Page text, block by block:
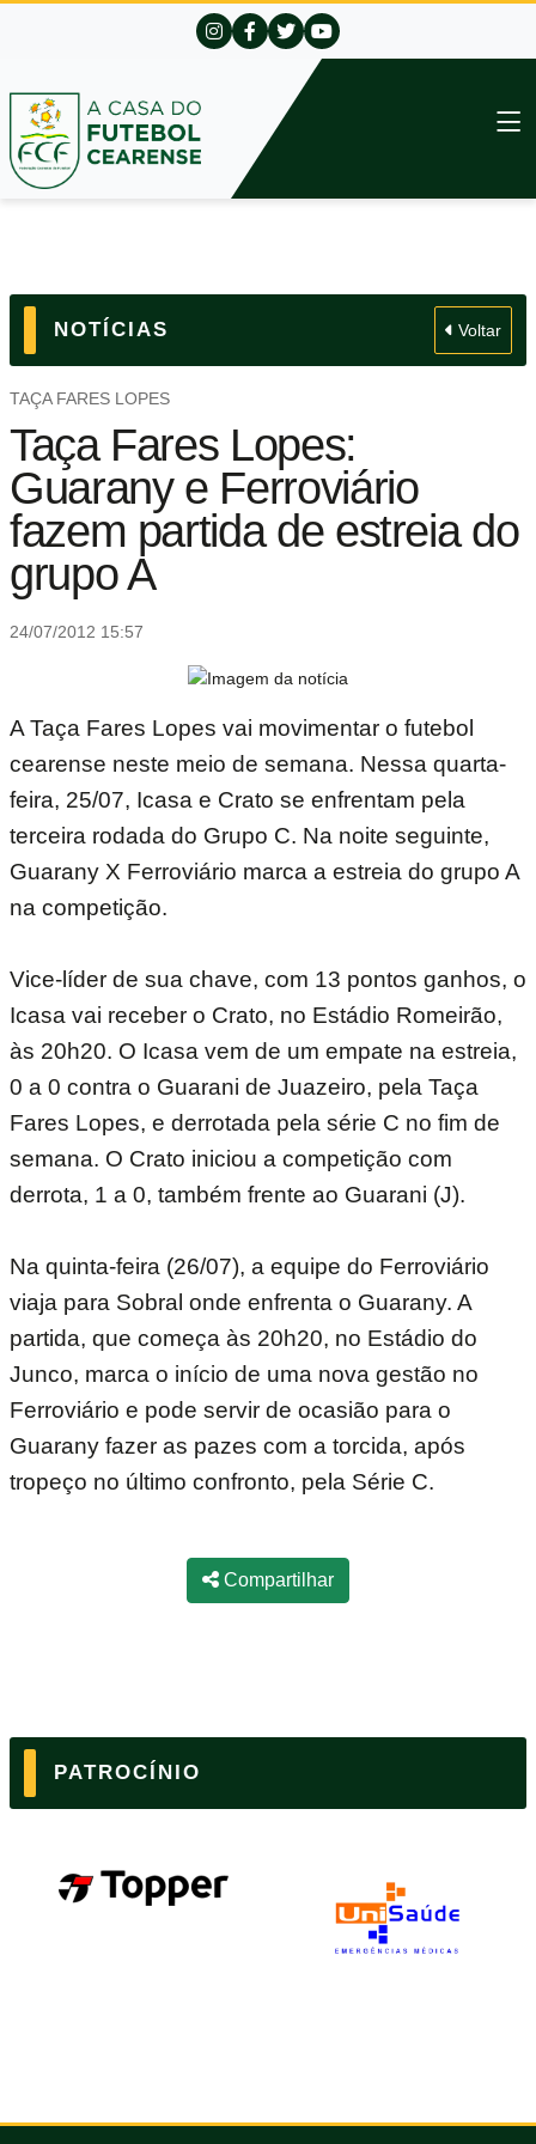
NOTÍCIAS Voltar
TAÇA FARES LOPES
Taça Fares Lopes:
Guarany e Ferroviário
fazem partida de estreia do
grupo A
24/07/2012 15:57
A Taça Fares Lopes vai movimentar o futebol
cearense neste meio de semana. Nessa quarta-
feira, 25/07, Icasa e Crato se enfrentam pela
terceira rodada do Grupo C. Na noite seguinte,
Guarany X Ferroviário marca a estreia do grupo A
na competição.
Vice-líder de sua chave, com 13 pontos ganhos, o
Icasa vai receber o Crato, no Estádio Romeirão,
às 20h20. O Icasa vem de um empate na estreia,
0 a 0 contra o Guarani de Juazeiro, pela Taça
Fares Lopes, e derrotada pela série C no fim de
semana. O Crato iniciou a competição com
derrota, 1 a 0, também frente ao Guarani (J).
Na quinta-feira (26/07), a equipe do Ferroviário
viaja para Sobral onde enfrenta o Guarany. A
partida, que começa às 20h20, no Estádio do
Junco, marca o início de uma nova gestão no
Ferroviário e pode servir de ocasião para o
Guarany fazer as pazes com a torcida, após
tropeço no último confronto, pela Série C.
Compartilhar
PATROCÍNIO